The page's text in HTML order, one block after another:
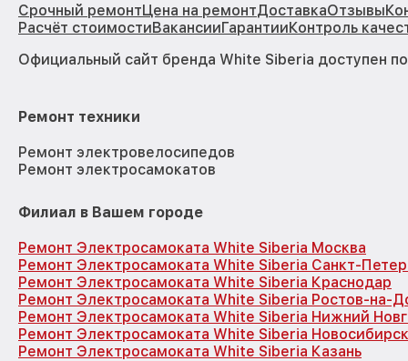
Срочный ремонтЦена на ремонтДоставкаОтзывы
Расчёт стоимостиВакансииГарантииКонтроль
Официальный сайт бренда White Siberia доступен
Ремонт техники
Ремонт электровелосипедов
Ремонт электросамокатов
Филиал в Вашем городе
Ремонт Электросамоката White Siberia Москва
Ремонт Электросамоката White Siberia Санкт-
Ремонт Электросамоката White Siberia Краснодар
Ремонт Электросамоката White Siberia Ростов-на-
Ремонт Электросамоката White Siberia Нижний
Ремонт Электросамоката White Siberia Новосибирск
Ремонт Электросамоката White Siberia Казань